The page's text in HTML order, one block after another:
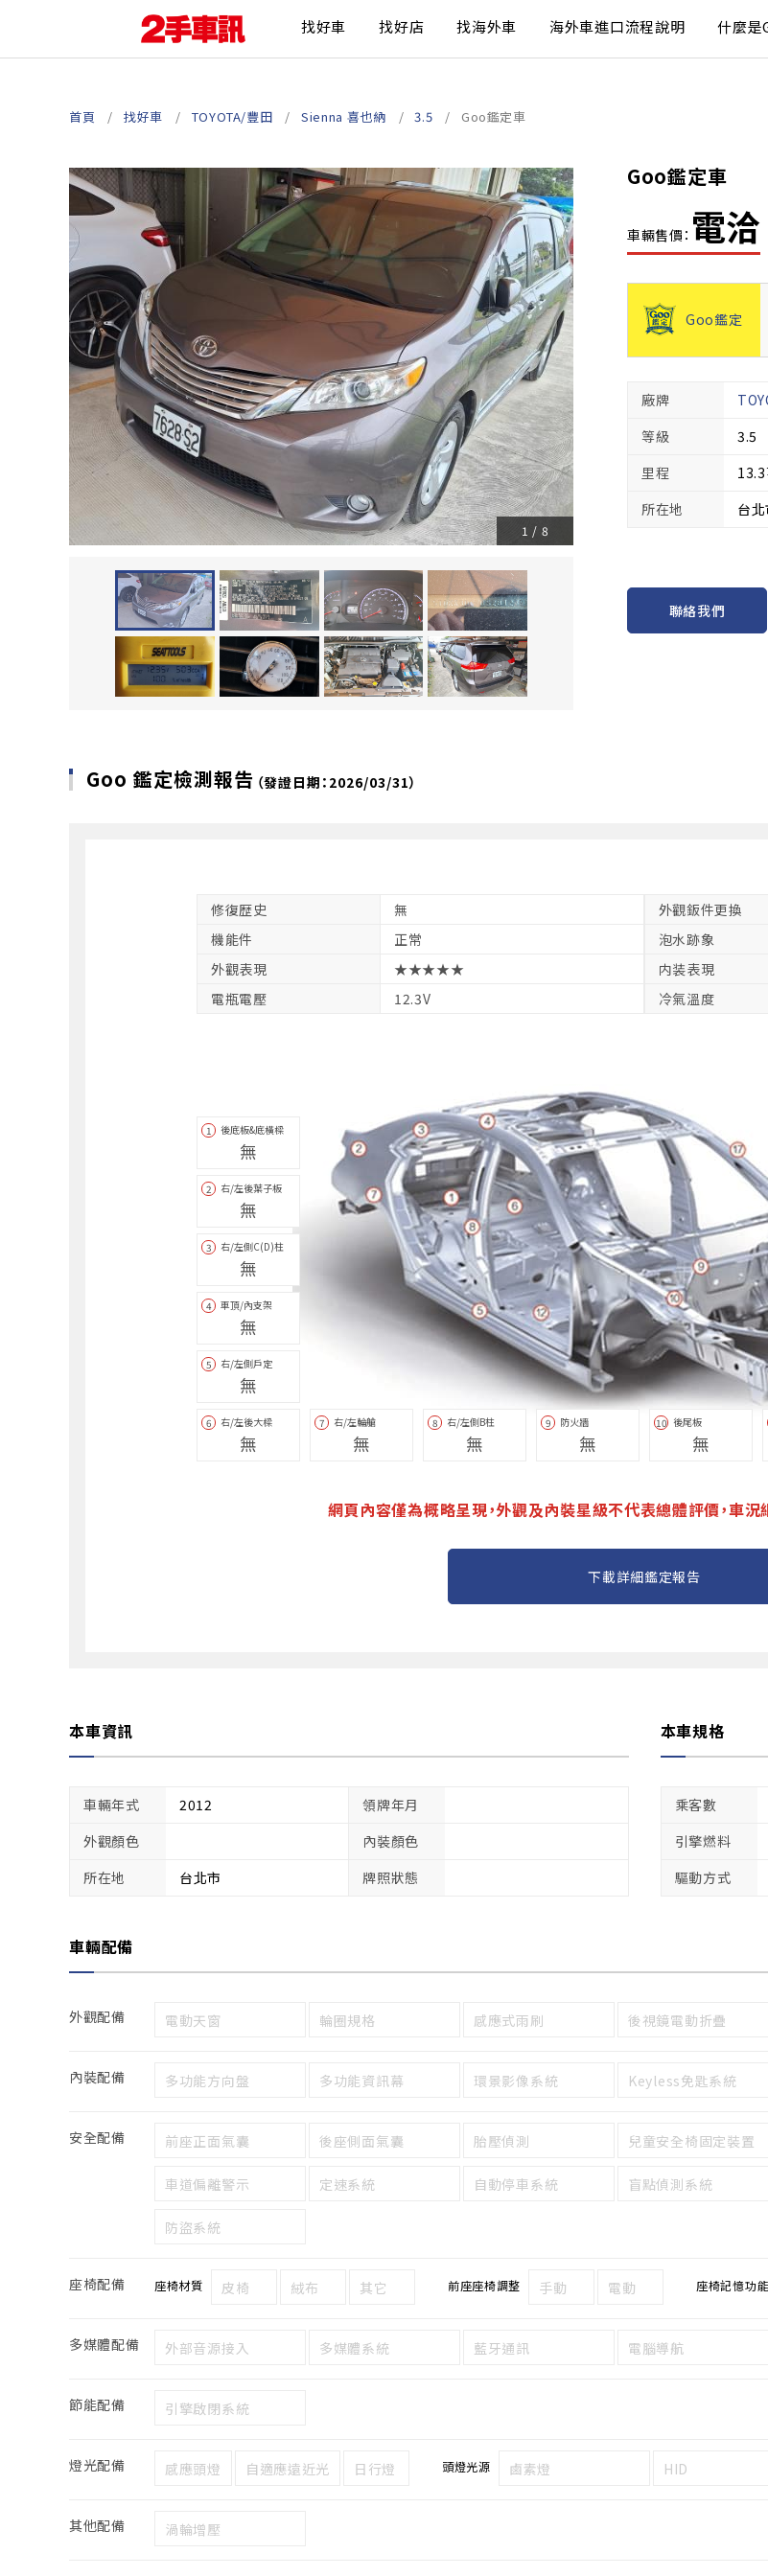
找好車 找好店 找海外車 海外車進口流程說明 什麼是
首頁 找好車 TOYOTA/豐田 Sienna 喜也納 3.5 Goo鑑定車
Goo鑑定車
車輛售價： 電洽
1 / 8
Goo鑑定
廠牌
等級
3.5
里程
所在地
台北
聯絡我們
Goo 鑑定檢測報告 （發證日期：2026/03/31）
修復歴史 無 外觀鈑件更換
機能件
正常 泡水跡象
外觀表現
★★★★★ 内装表現
電瓶電壓
12.3V 冷氣溫度
1 後底板&底橫樑
無
2 右/左後葉子板
無
3 右/左側C(D)柱
無
4 車頂/內支架
無
5 右/左側戶定
無
6 右/左後大樑
無
7 右/左輪艙
無
8 右/左側B柱
無
9 防火牆
無
10 後尾板
無
網頁內容僅為概略呈現，外觀及內裝星級不代表總體評價，車
下載詳細鑑定報告
本車資訊
車輛年式 2012
領牌年月
外觀顏色
內裝顏色
所在地
台北市 牌照狀態
本車規格
乘客數
引擎燃料
驅動方式
車輛配備
外觀配備 電動天窗 輪圈規格 感應式雨刷 後視鏡電動折疊
內裝配備 多功能方向盤 多功能資訊幕 環景影像系統 Keyless免匙系統
安全配備 前座正面氣囊 後座側面氣囊 胎壓偵測 兒童安全椅固定裝置
車道偏離警示 定速系統 自動停車系統 盲點偵測系統
防盜系統
座椅配備 座椅材質 皮椅 絨布 其它 前座座椅調整 手動 電動 座椅記憶功能
多媒體配備 外部音源接入 多媒體系統 藍牙通訊 電腦導航
節能配備 引擎啟閉系統
燈光配備 感應頭燈 自適應遠近光 日行燈 頭燈光源 鹵素燈 HID
其他配備 渦輪增壓